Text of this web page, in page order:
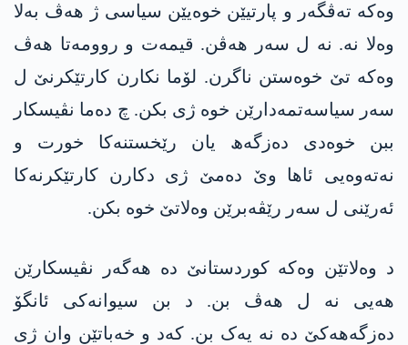
وەکە تەڤگەر و پارتیێن خوەیێن سیاسی ژ ھەڤ بەلا
وەلا نە. نە ل سەر ھەڤن. قیمەت و روومەتا ھەڤ
وەکە تێ خوەستن ناگرن. لۆما نکارن کارتێکرنێ ل
سەر سیاسەتمەدارێن خوە ژی بکن. چ دەما نڤیسکار
ببن خوەدی دەزگەھ یان رێخستنەکا خورت و
نەتەوەیی ئاھا وێ دەمێ ژی دکارن کارتێکرنەکا
ئەرێنی ل سەر رێڤەبرێن وەلاتێ خوە بکن.
د وەلاتێن وەکە کوردستانێ دە ھەگەر نڤیسکارێن
ھەیی نە ل ھەڤ بن. د بن سیوانەکی ئانگۆ
دەزگەھەکێ دە نە یەک بن. کەد و خەباتێن وان ژی